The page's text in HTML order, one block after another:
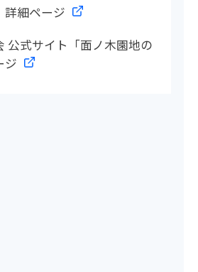
詳細ページ
公式サイト「面ノ木園地の
ジ